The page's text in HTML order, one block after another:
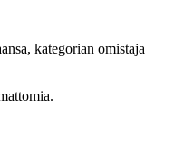
kategorian omistaja